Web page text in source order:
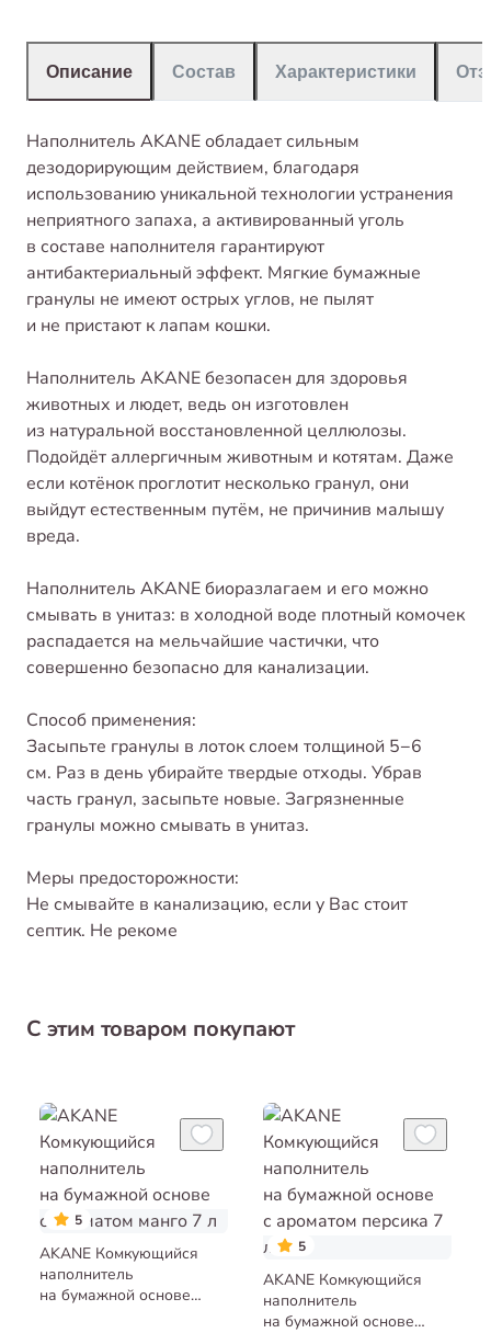
Описание Состав Характеристики
Наполнитель AKANE обладает сильным
дезодорирующим действием, благодаря
использованию уникальной технологии устранения
неприятного запаха, а активированный уголь
в составе наполнителя гарантируют
антибактериальный эффект. Мягкие бумажные
гранулы не имеют острых углов, не пылят
и не пристают к лапам кошки.
Наполнитель AKANE безопасен для здоровья
животных и людет, ведь он изготовлен
из натуральной восстановленной целлюлозы.
Подойдёт аллергичным животным и котятам. Даже
если котёнок проглотит несколько гранул, они
выйдут естественным путём, не причинив малышу
вреда.
Наполнитель AKANE биоразлагаем и его можно
смывать в унитаз: в холодной воде плотный комочек
распадается на мельчайшие частички, что
совершенно безопасно для канализации.
Способ применения:
Засыпьте гранулы в лоток слоем толщиной 5−6
см. Раз в день убирайте твердые отходы. Убрав
часть гранул, засыпьте новые. Загрязненные
гранулы можно смывать в унитаз.
Меры предосторожности:
Не смывайте в канализацию, если у Вас стоит
септик. Не рекоме
С этим товаром покупают
5
AKANE Комкующийся
наполнитель
на бумажной основе
5
AKANE Комкующийся
наполнитель
на бумажной основе